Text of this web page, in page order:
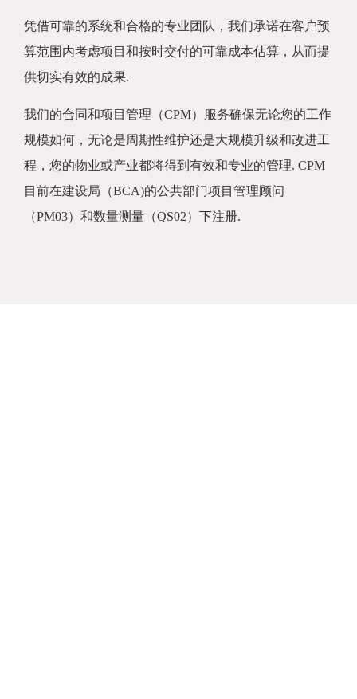
凭借可靠的系统和合格的专业团队，我们承诺在客户预
算范围内考虑项目和按时交付的可靠成本估算，从而提
供切实有效的成果.
我们的合同和项目管理（CPM）服务确保无论您的工作
规模如何，无论是周期性维护还是大规模升级和改进工
程，您的物业或产业都将得到有效和专业的管理. CPM
目前在建设局（BCA)的公共部门项目管理顾问
（PM03）和数量测量（QS02）下注册.